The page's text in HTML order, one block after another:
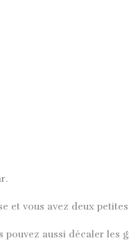
et vous avez deux
aussi décaler les